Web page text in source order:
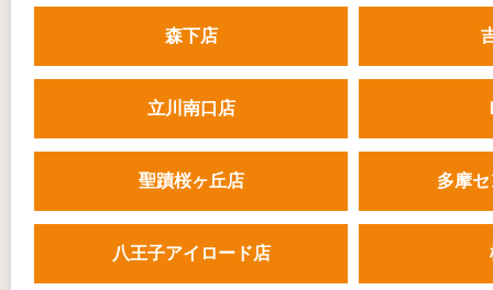
森下店
立川南口店
聖蹟桜ヶ丘店 多摩
八王子アイロード店